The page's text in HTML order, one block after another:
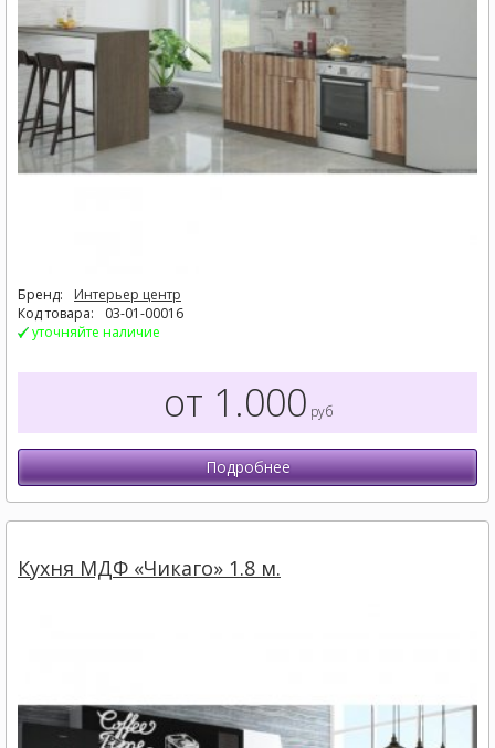
Бренд:
Интерьер центр
Код товара:
03-01-00016
уточняйте наличие
от 1.000 руб
Подробнее
Кухня МДФ «Чикаго» 1.8 м.